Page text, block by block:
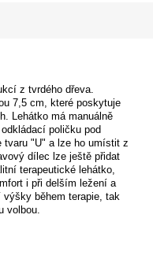
z tvrdého dřeva.
7,5 cm, které poskytuje
Lehátko má manuálně
poličku pod
tvaru "U" a lze ho umístit z
dílec lze ještě přidat
terapeutické lehátko,
i při delším ležení a
výšky během terapie, tak
volbou.